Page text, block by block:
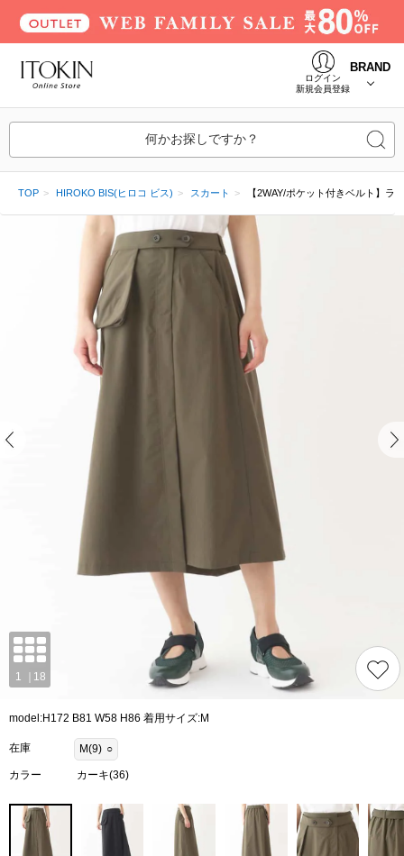
ログイン
新規会員登録
BRAND
何かお探しですか？
TOP HIROKO BIS(ヒロコ ビス) スカート 【2WAY/ポケット付きベルト】
model:H172 B81 W58 H86 着用サイズ:M
在庫 M(9) ○
カラー カーキ(36)